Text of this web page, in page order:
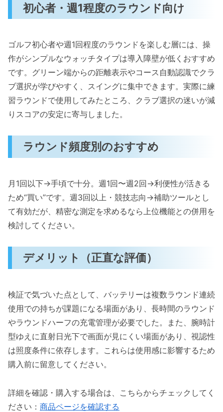
初心者・週1程度のラウンド向け
ゴルフ初心者や週1回程度のラウンドを楽しむ層には、操
作がシンプルなウォッチタイプは導入障壁が低くおすすめ
です。グリーン端からの距離表示やコース自動認識でクラ
ブ選択が学びやすく、スイングに集中できます。実際に練
習ラウンドで使用してみたところ、クラブ選択の迷いが減
りスコアの安定に寄与しました。
ラウンド頻度別のおすすめ
月1回以下→手頃で十分。週1回〜週2回→利便性が活きる
ため“買い”です。週3回以上・競技志向→補助ツールとし
て有効だが、精密な測定を求めるなら上位機能との併用を
検討してください。
デメリット（正直な評価）
検証で気づいた点として、バッテリーは複数ラウンド連続
使用での持ちが課題になる場面があり、長時間のラウンド
やラウンドハーフの充電管理が必要でした。また、腕時計
型ゆえに直射日光下で画面が見にくい場面があり、視認性
は照度条件に依存します。これらは使用感に影響するため
購入前に留意してください。
詳細を確認・購入する場合は、こちらからチェックしてく
ださい： 商品ページを確認する